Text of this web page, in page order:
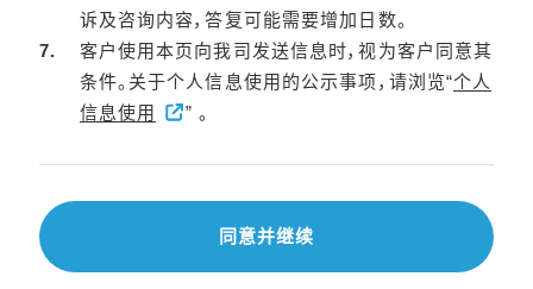
诉及咨询内容，答复可能需要增加日数。
客户使用本页向我司发送信息时，视为客户同意其
条件。关于个人信息使用的公示事项，请浏览“个人
信息使用
” 。
同意并继续